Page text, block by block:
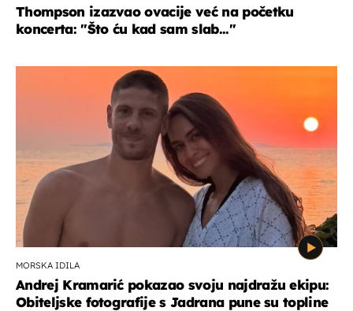
Thompson izazvao ovacije već na početku
koncerta: "Što ću kad sam slab..."
MORSKA IDILA
Andrej Kramarić pokazao svoju najdražu ekipu:
Obiteljske fotografije s Jadrana pune su topline